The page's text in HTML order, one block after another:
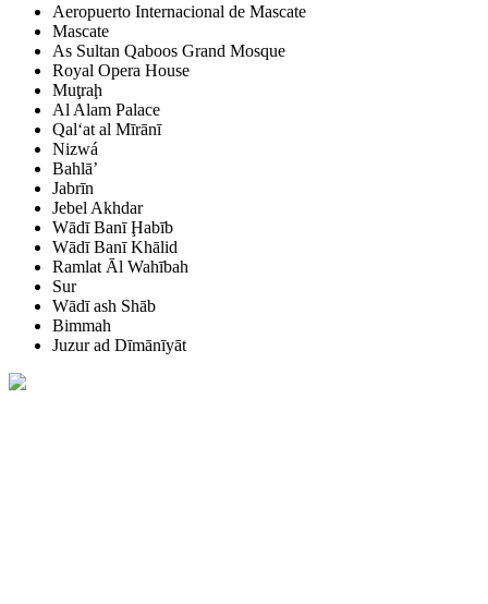
Aeropuerto Internacional de Mascate
Mascate
As Sultan Qaboos Grand Mosque
Royal Opera House
Muţraḩ
Al Alam Palace
Qal‘at al Mīrānī
Nizwá
Bahlā’
Jabrīn
Jebel Akhdar
Wādī Banī Ḩabīb
Wādī Banī Khālid
Ramlat Āl Wahībah
Sur
Wādī ash Shāb
Bimmah
Juzur ad Dīmānīyāt